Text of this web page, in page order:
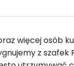
więcej osób
z szafek